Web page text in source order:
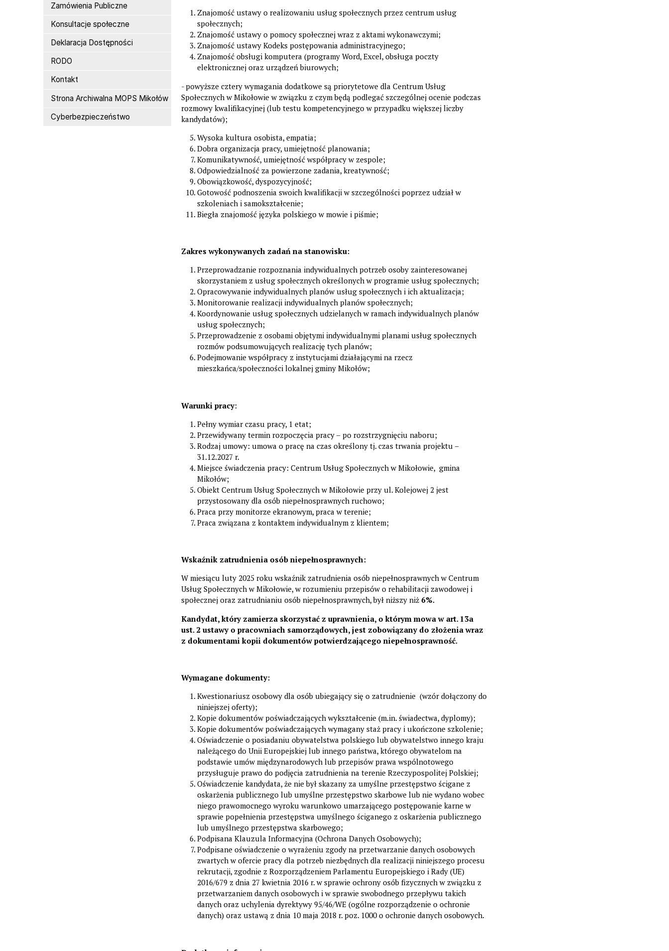
Zamówienia Publiczne
Konsultacje społeczne
Deklaracja Dostępności
RODO
Kontakt
Strona Archiwalna MOPS Mikołów
Cyberbezpieczeństwo
Znajomość ustawy o realizowaniu usług społecznych przez centrum usług
społecznych;
Znajomość ustawy o pomocy społecznej wraz z aktami wykonawczymi;
Znajomość ustawy Kodeks postępowania administracyjnego;
Znajomość obsługi komputera (programy Word, Excel, obsługa poczty
elektronicznej oraz urządzeń biurowych;
- powyższe cztery wymagania dodatkowe są priorytetowe dla Centrum Usług
Społecznych w Mikołowie w związku z czym będą podlegać szczególnej ocenie podczas
rozmowy kwalifikacyjnej (lub testu kompetencyjnego w przypadku większej liczby
kandydatów);
Wysoka kultura osobista, empatia;
Dobra organizacja pracy, umiejętność planowania;
Komunikatywność, umiejętność współpracy w zespole;
Odpowiedzialność za powierzone zadania, kreatywność;
Obowiązkowość, dyspozycyjność;
Gotowość podnoszenia swoich kwalifikacji w szczególności poprzez udział w
szkoleniach i samokształcenie;
Biegła znajomość języka polskiego w mowie i piśmie;
Zakres wykonywanych zadań na stanowisku:
Przeprowadzanie rozpoznania indywidualnych potrzeb osoby zainteresowanej
skorzystaniem z usług społecznych określonych w programie usług społecznych;
Opracowywanie indywidualnych planów usług społecznych i ich aktualizacja;
Monitorowanie realizacji indywidualnych planów społecznych;
Koordynowanie usług społecznych udzielanych w ramach indywidualnych planów
usług społecznych;
Przeprowadzenie z osobami objętymi indywidualnymi planami usług społecznych
rozmów podsumowujących realizację tych planów;
Podejmowanie współpracy z instytucjami działającymi na rzecz
mieszkańca/społeczności lokalnej gminy Mikołów;
Warunki pracy:
Pełny wymiar czasu pracy, 1 etat;
Przewidywany termin rozpoczęcia pracy – po rozstrzygnięciu naboru;
Rodzaj umowy: umowa o pracę na czas określony tj. czas trwania projektu –
31.12.2027 r.
Miejsce świadczenia pracy: Centrum Usług Społecznych w Mikołowie, gmina
Mikołów;
Obiekt Centrum Usług Społecznych w Mikołowie przy ul. Kolejowej 2 jest
przystosowany dla osób niepełnosprawnych ruchowo;
Praca przy monitorze ekranowym, praca w terenie;
Praca związana z kontaktem indywidualnym z klientem;
Wskaźnik zatrudnienia osób niepełnosprawnych:
W miesiącu luty 2025 roku wskaźnik zatrudnienia osób niepełnosprawnych w Centrum
Usług Społecznych w Mikołowie, w rozumieniu przepisów o rehabilitacji zawodowej i
społecznej oraz zatrudnianiu osób niepełnosprawnych, był niższy niż 6%.
Kandydat, który zamierza skorzystać z uprawnienia, o którym mowa w art. 13a
ust. 2 ustawy o pracowniach samorządowych, jest zobowiązany do złożenia wraz
z dokumentami kopii dokumentów potwierdzającego niepełnosprawność.
Wymagane dokumenty:
Kwestionariusz osobowy dla osób ubiegający się o zatrudnienie (wzór dołączony do
niniejszej oferty);
Kopie dokumentów poświadczających wykształcenie (m.in. świadectwa, dyplomy);
Kopie dokumentów poświadczających wymagany staż pracy i ukończone szkolenie;
Oświadczenie o posiadaniu obywatelstwa polskiego lub obywatelstwo innego kraju
należącego do Unii Europejskiej lub innego państwa, którego obywatelom na
podstawie umów międzynarodowych lub przepisów prawa wspólnotowego
przysługuje prawo do podjęcia zatrudnienia na terenie Rzeczypospolitej Polskiej;
Oświadczenie kandydata, że nie był skazany za umyślne przestępstwo ścigane z
oskarżenia publicznego lub umyślne przestępstwo skarbowe lub nie wydano wobec
niego prawomocnego wyroku warunkowo umarzającego postępowanie karne w
sprawie popełnienia przestępstwa umyślnego ściganego z oskarżenia publicznego
lub umyślnego przestępstwa skarbowego;
Podpisana Klauzula Informacyjna (Ochrona Danych Osobowych);
Podpisane oświadczenie o wyrażeniu zgody na przetwarzanie danych osobowych
zwartych w ofercie pracy dla potrzeb niezbędnych dla realizacji niniejszego procesu
rekrutacji, zgodnie z Rozporządzeniem Parlamentu Europejskiego i Rady (UE)
2016/679 z dnia 27 kwietnia 2016 r. w sprawie ochrony osób fizycznych w związku z
przetwarzaniem danych osobowych i w sprawie swobodnego przepływu takich
danych oraz uchylenia dyrektywy 95/46/WE (ogólne rozporządzenie o ochronie
danych) oraz ustawą z dnia 10 maja 2018 r. poz. 1000 o ochronie danych osobowych.